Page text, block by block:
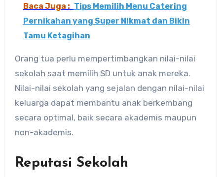
Baca Juga : Tips Memilih Menu Catering
Pernikahan yang Super Nikmat dan Bikin
Tamu Ketagihan
Orang tua perlu mempertimbangkan nilai-nilai
sekolah saat memilih SD untuk anak mereka.
Nilai-nilai sekolah yang sejalan dengan nilai-nilai
keluarga dapat membantu anak berkembang
secara optimal, baik secara akademis maupun
non-akademis.
Reputasi Sekolah